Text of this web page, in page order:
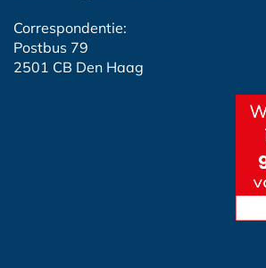
Correspondentie:
Postbus 79
2501 CB Den Haag